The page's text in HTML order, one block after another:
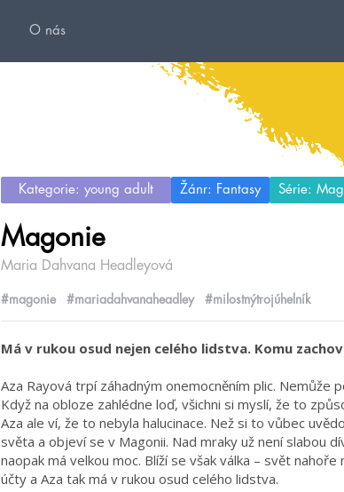
O nás
Kategorie: young adult Žánr: Fantasy Série:
Magonie
Maria Dahvana Headleyová
#magonie #mariadahvanaheadley #milostnýtrojúhelník
Má v rukou osud nejen celého lidstva. Komu
Aza Rayová trpí záhadným onemocněním plic. Nemůže
Když na obloze zahlédne loď, všichni si myslí, že to
Aza ale ví, že to nebyla halucinace. Než si to vůbec
světa a objeví se v Magonii. Nad mraky už není slabou
naopak má velkou moc. Blíží se však válka – svět
účty a Aza tak má v rukou osud celého lidstva.